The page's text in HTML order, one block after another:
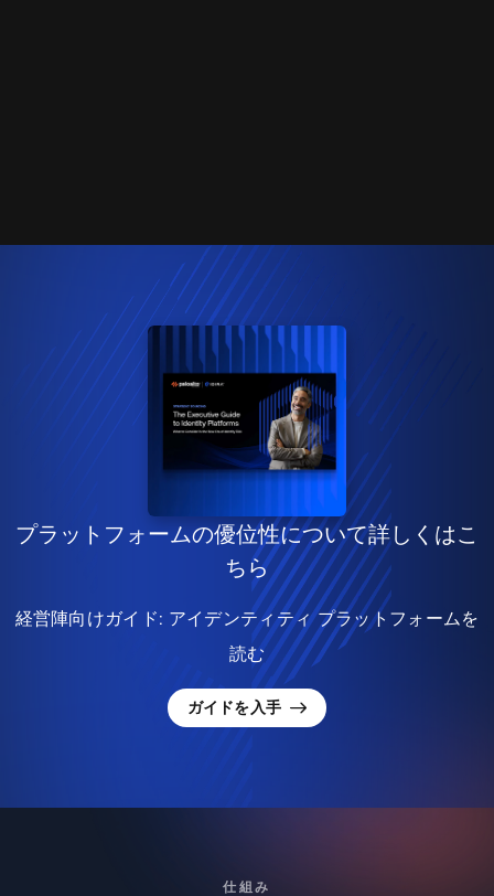
プラットフォームの優位性について詳しくはこ
ちら
経営陣向けガイド: アイデンティティ プラットフォームを
読む
ガイドを入手
仕組み